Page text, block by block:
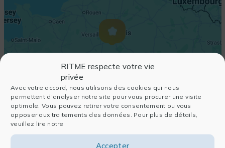
RITME respecte votre vie
privée
Avec votre accord, nous utilisons des cookies qui nous
permettent d'analyser notre site pour vous procurer une visite
optimale. Vous pouvez retirer votre consentement ou vous
opposer aux traitements des données. Pour plus de détails,
veuillez lire notre
Accepter